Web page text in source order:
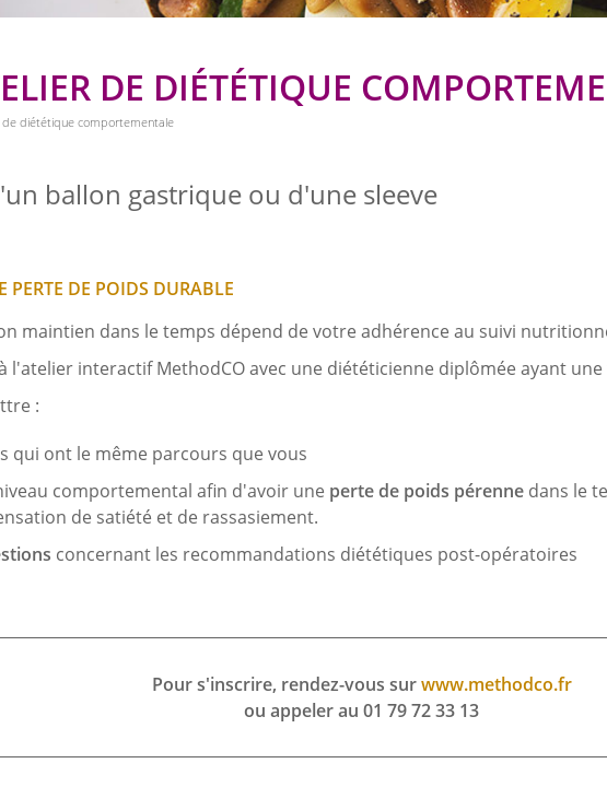
DE DIÉTÉTIQUE
de diététique comportementale
ballon gastrique ou d'une sleeve
DE POIDS DURABLE
maintien dans le temps dépend de votre adhérence au suivi
l'atelier interactif MethodCO avec une diététicienne diplômée ayant
:
qui ont le même parcours que vous
comportemental afin d'avoir une perte de poids pérenne dans le
de satiété et de rassasiement.
concernant les recommandations diététiques post-opératoires
Pour s'inscrire, rendez-vous surwww.methodco.fr
ou appeler au 01 79 72 33 13